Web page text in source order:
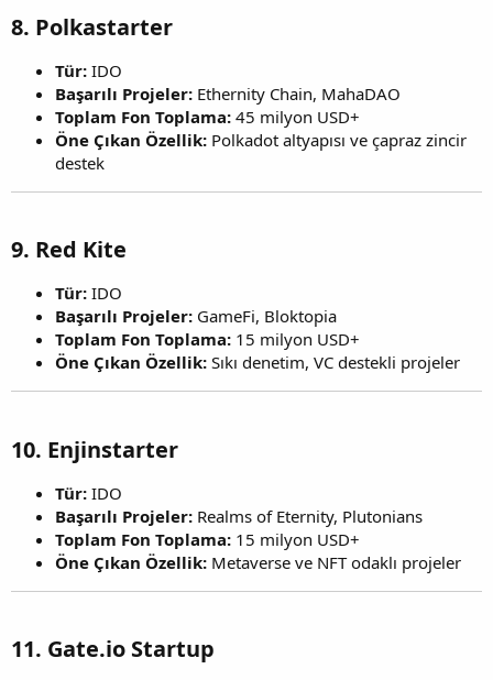
8. Polkastarter
Tür: IDO
Başarılı Projeler: Ethernity Chain, MahaDAO
Toplam Fon Toplama: 45 milyon USD+
Öne Çıkan Özellik: Polkadot altyapısı ve çapraz zincir
destek
9. Red Kite
Tür: IDO
Başarılı Projeler: GameFi, Bloktopia
Toplam Fon Toplama: 15 milyon USD+
Öne Çıkan Özellik: Sıkı denetim, VC destekli projeler
10. Enjinstarter
Tür: IDO
Başarılı Projeler: Realms of Eternity, Plutonians
Toplam Fon Toplama: 15 milyon USD+
Öne Çıkan Özellik: Metaverse ve NFT odaklı projeler
11. Gate.io Startup